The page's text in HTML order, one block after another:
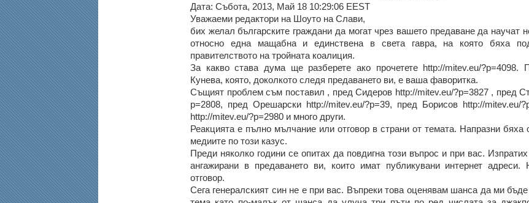
Дата: Събота, 2013, Май 18 10:29:06 EEST
Уважаеми редактори на Шоуто на Слави,
бих желал българските граждани да могат чрез вашето предаване да научат
относно една мащабна и единствена в света гавра, на която бяха
правителството на тройната коалиция.
За какво става дума ще разберете ако прочетете http://mitev.eu/
Кунева, която, доколкото следя предаването ви, е ваша фаворитка.
Същият проблем съм поставил , пред Сидеров http://mitev.eu/?p=3827 , пред
p=2808, пред Орешарски http://mitev.eu/?p=39, пред Борисов http://mitev.eu/
http://mitev.eu/?p=2980 и много други.
Реакцията е пълно мълчание или отговор в страни от темата. Напразни бяха
медиите по този казус.
Преди няколко години се опитах да повдигна този въпрос и при вас.
ангажирани в предаването ви, които имат публикувани интернет
отговор.
Сега генералският син не е при вас. Въпреки това оценявам шанса да ми